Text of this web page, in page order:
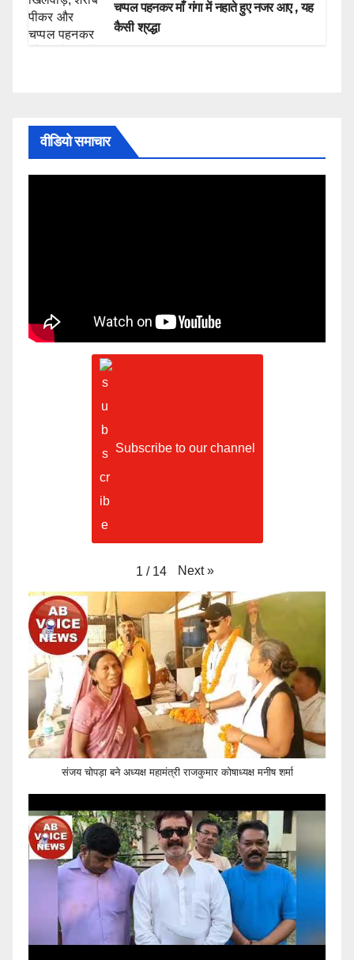
चप्पल पहनकर माँ गंगा में नहाते हुए नजर आए , यह
कैसी श्रद्धा
वीडियो समाचार
Subscribe to our channel
1 / 14 Next »
संजय चोपड़ा बने अध्यक्ष महामंत्री राजकुमार कोषाध्यक्ष मनीष शर्मा